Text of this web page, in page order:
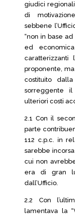
giudici
di
sebbene
“non in base
ed
caratterizzanti
proponente,
costituito
sorreggente
ulteriori costi
2.1 Con il
parte
112 c.p.c. in
sarebbe
cui non
era di gran
dall’Ufficio.
2.2 Con
lamentava la